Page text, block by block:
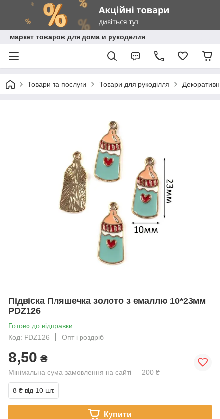
маркет товаров для дома и рукоделия
Товари та послуги Товари для рукоділля
Підвіска Пляшечка золото з емаллю 10*23мм
PDZ126
Готово до відправки
Код: PDZ126
Опт і роздріб
8,50 ₴
Мінімальна сума замовлення на сайті — 200 ₴
8 ₴ від 10 шт.
Купити